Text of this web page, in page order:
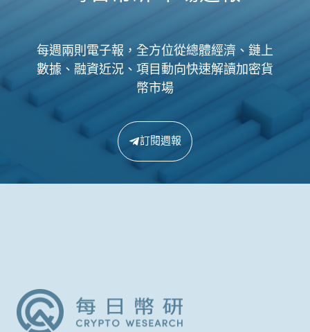
每週兩則電子報，全方位從總體經濟、鏈上
數據、融資近況、項目動向快速解讀加密貨
幣市場
訂閱週報